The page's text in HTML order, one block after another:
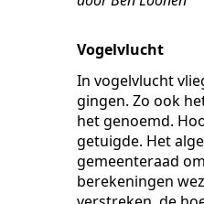
Vogelvlucht
In vogelvlucht
gingen. Zo ook
het genoemd.
getuigde. Het
gemeenteraad
berekeningen